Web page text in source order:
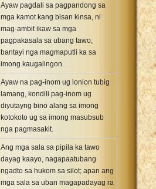
Ayaw pagdali sa pagpandong sa
mga kamot kang bisan kinsa, ni
mag-ambit ikaw sa mga
pagpakasala sa ubang tawo;
bantayi nga magmaputli ka sa
imong kaugalingon.
Ayaw na pag-inom ug lonlon tubig
lamang, kondili pag-inom ug
diyutayng bino alang sa imong
kotokoto ug sa imong masubsub
nga pagmasakit.
Ang mga sala sa pipila ka tawo
dayag kaayo, nagapaatubang
ngadto sa hukom sa silot; apan ang
mga sala sa uban magapadayag ra